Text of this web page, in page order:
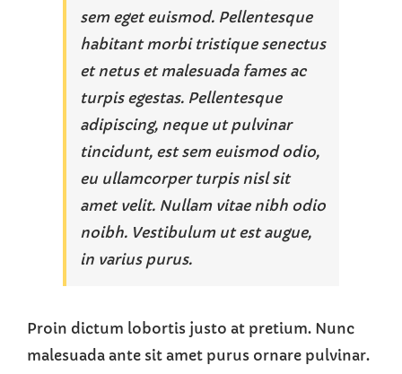
sem eget euismod. Pellentesque
habitant morbi tristique senectus
et netus et malesuada fames ac
turpis egestas. Pellentesque
adipiscing, neque ut pulvinar
tincidunt, est sem euismod odio,
eu ullamcorper turpis nisl sit
amet velit. Nullam vitae nibh odio
noibh. Vestibulum ut est augue,
in varius purus.
Proin dictum lobortis justo at pretium. Nunc
malesuada ante sit amet purus ornare pulvinar.